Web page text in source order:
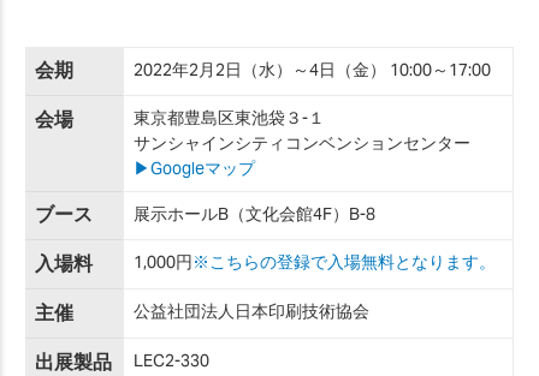
会期 2022年2月2日（水）～4日（金） 10:00～17:00
会場
東京都豊島区東池袋３-１
サンシャインシティコンベンションセンター
▶Googleマップ
ブース 展示ホールB（文化会館4F）B-8
入場料 1,000円※こちらの登録で入場無料となります。
主催 公益社団法人日本印刷技術協会
出展製品 LEC2-330